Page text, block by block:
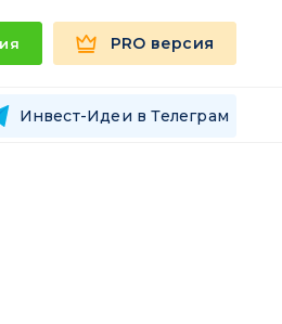
PRO версия
Инвест-Идеи в Телеграм